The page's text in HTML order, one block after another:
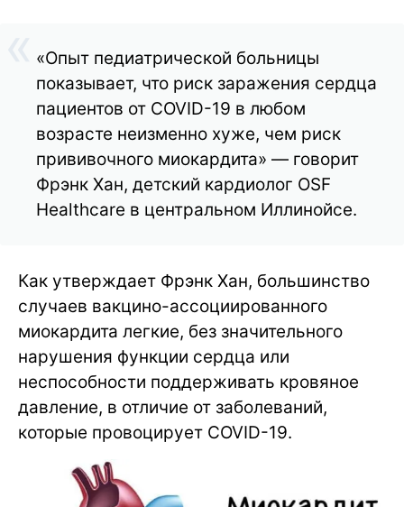
«Опыт педиатрической больницы
показывает, что риск заражения сердца
пациентов от COVID-19 в любом
возрасте неизменно хуже, чем риск
прививочного миокардита» — говорит
Фрэнк Хан, детский кардиолог OSF
Healthcare в центральном Иллинойсе.
Как утверждает Фрэнк Хан, большинство
случаев вакцино-ассоциированного
миокардита легкие, без значительного
нарушения функции сердца или
неспособности поддерживать кровяное
давление, в отличие от заболеваний,
которые провоцирует COVID-19.